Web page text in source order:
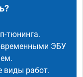
тюнинга.
ЭБУ
виды работ.